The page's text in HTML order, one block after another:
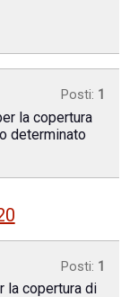
Posti: 1
la copertura
determinato
Posti: 1
la copertura di